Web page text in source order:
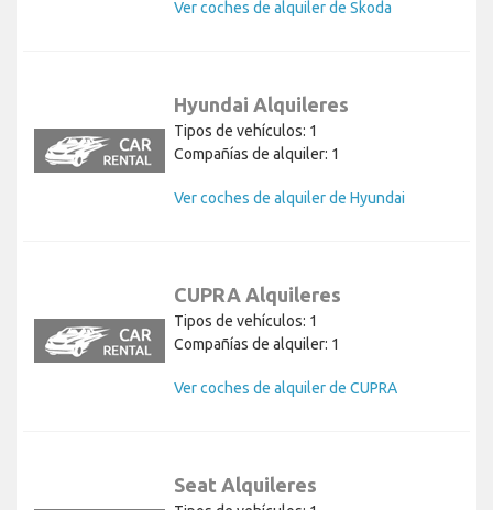
Ver coches de alquiler de Skoda
Hyundai Alquileres
Tipos de vehículos: 1
Compañías de alquiler: 1
Ver coches de alquiler de Hyundai
CUPRA Alquileres
Tipos de vehículos: 1
Compañías de alquiler: 1
Ver coches de alquiler de CUPRA
Seat Alquileres